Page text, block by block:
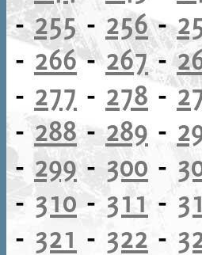
-255 - 256-
- 266-267-
- 277 - 278 -
-288- 289 -
-299- 300 -
- 310- 311 -
- 321 - 322 -